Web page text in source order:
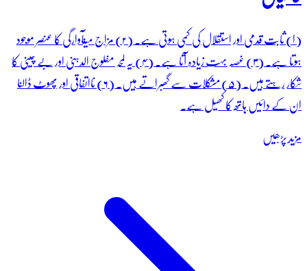
(ا) ثابت قدمی اور استقلال کی کمی ہوتی ہے۔ (۲) مزاج میںآوارگی کا عنصر موجود
ہوتا ہے۔ (۳) غصہ بہت زیادہ آتا ہے۔ (۴) یہ لمحہ مفلوج الدہنی اور بے چینی کا
شکار رہتے ہیں۔ (۵) مشکلات سے گھبراتے ہیں۔ (۶) نااتفاقی اور پھوٹ ڈالنا
ان کے دائیں ہاتھ کا کھیل ہے۔
مزید پڑھیں